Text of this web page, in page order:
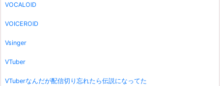
VOCALOID
VOICEROID
Vsinger
VTuber
VTuberなんだが配信切り忘れたら伝説になってた